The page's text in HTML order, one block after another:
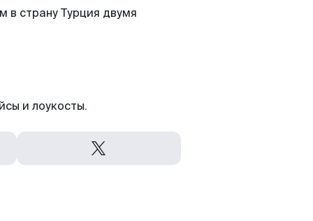
в страну Турция двумя
и лоукосты.